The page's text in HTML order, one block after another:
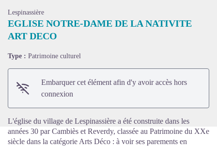
Lespinassière
EGLISE NOTRE-DAME DE LA NATIVITE
ART DECO
Type : Patrimoine culturel
Embarquer cet élément afin d'y avoir accès hors
connexion
L'église du village de Lespinassière a été construite dans les
années 30 par Cambiès et Reverdy, classée au Patrimoine du XXe
siècle dans la catégorie Arts Déco : à voir ses parements en